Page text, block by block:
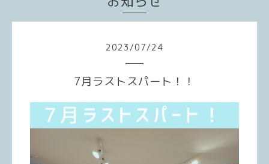
2023/07/24
7月ラストスパート！！